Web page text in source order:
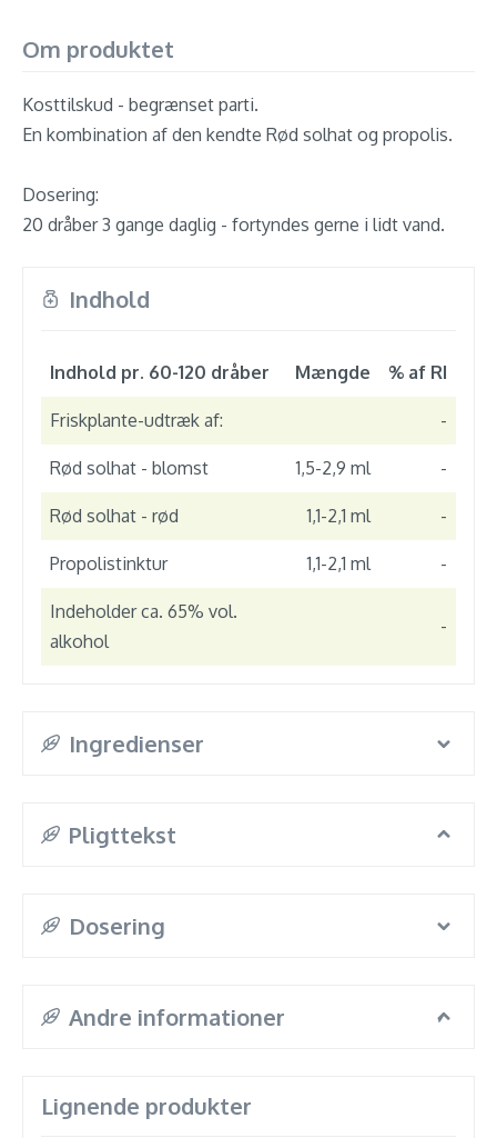
Om produktet
Kosttilskud - begrænset parti.
En kombination af den kendte Rød solhat og propolis.
Dosering:
20 dråber 3 gange daglig - fortyndes gerne i lidt vand.
Indhold
Indhold pr. 60-120 dråber Mængde % af RI
Friskplante-udtræk af: -
Rød solhat - blomst 1,5-2,9 ml -
Rød solhat - rød 1,1-2,1 ml -
Propolistinktur 1,1-2,1 ml -
Indeholder ca. 65% vol.
alkohol
-
Ingredienser
Pligttekst
Dosering
Andre informationer
Lignende produkter